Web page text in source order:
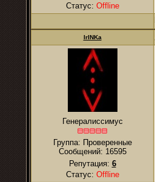
Статус: Offline
IrINKa
Генералиссимус
Группа: Проверенные
Сообщений: 16595
Репутация: 6
Статус: Offline